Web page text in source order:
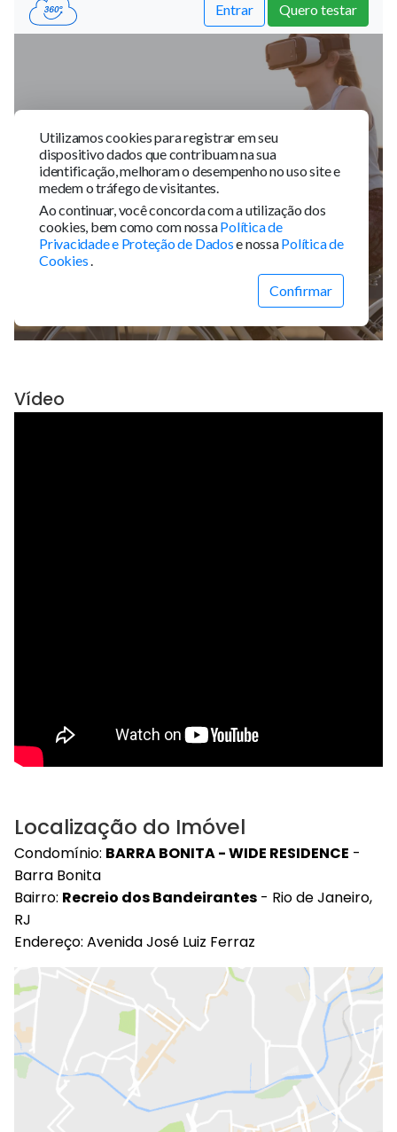
Vídeo
Localização do Imóvel
Condomínio: BARRA BONITA - WIDE RESIDENCE -
Barra Bonita
Bairro: Recreio dos Bandeirantes - Rio de Janeiro,
RJ
Endereço: Avenida José Luiz Ferraz